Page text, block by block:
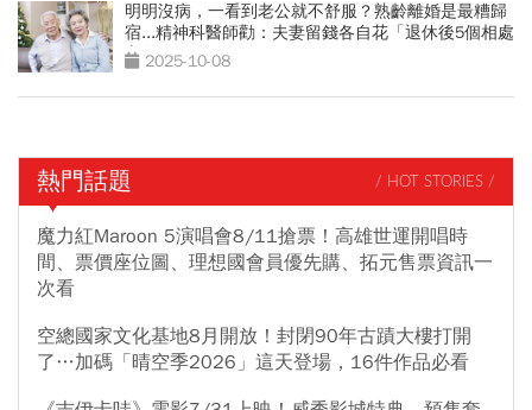
明明沒病，一看到老公就不舒服？熟齡離婚是最糟歸
宿...精神科醫師勸：夫妻留錢各自花「退休後5個相處
之道」
2025-10-08
熱門話題 / HOT STORIES /
魔力紅Maroon 5演唱會8/11搶票！高雄世運開唱時
間、票價座位圖、理想國會員優先購、拓元售票資訊一
次看
空總國家文化基地8月開放！封閉90年古蹟大樓打開
了…加碼「晴空季2026」這天登場，16件作品必看